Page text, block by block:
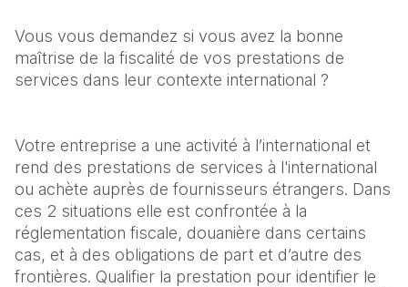
Vous vous demandez si vous avez la bonne
maîtrise de la fiscalité de vos prestations de
services dans leur contexte international ?
Votre entreprise a une activité à l’international et
rend des prestations de services à l'international
ou achète auprès de fournisseurs étrangers. Dans
ces 2 situations elle est confrontée à la
réglementation fiscale, douanière dans certains
cas, et à des obligations de part et d’autre des
frontières. Qualifier la prestation pour identifier le